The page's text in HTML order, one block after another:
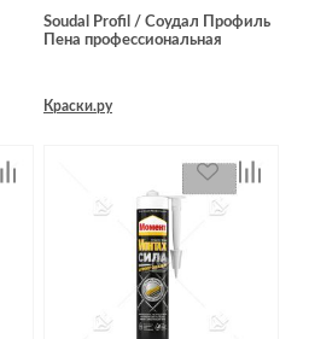
Soudal Profil / Соудал Профиль
Пена профессиональная
Краски.ру